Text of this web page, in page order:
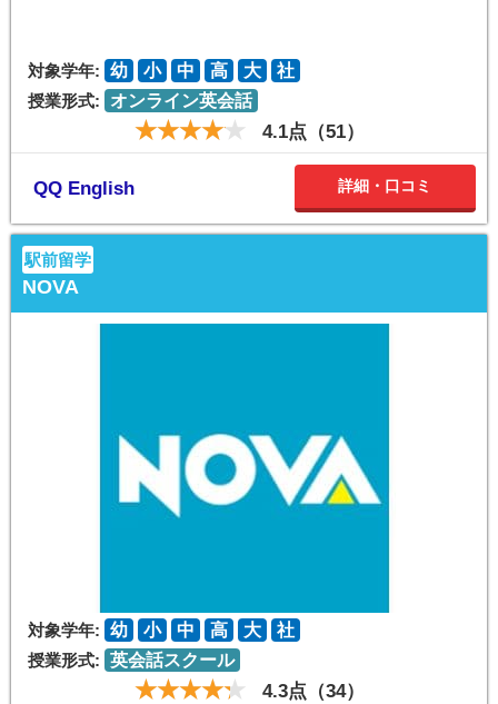
対象学年: 幼 小 中 高 大
社
授業形式:
オンライン英会話
4.1点（51）
QQ English 詳細・口コミ
駅前留学
NOVA
対象学年: 幼 小 中 高 大
社
授業形式: 英会話スクール
4.3点（34）